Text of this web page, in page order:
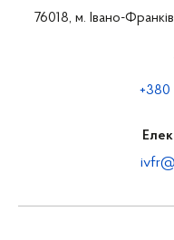
76018, м. Івано-
+380